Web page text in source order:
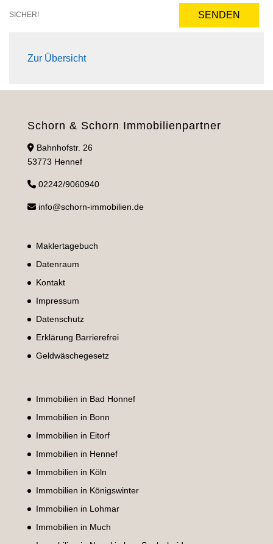
SICHER! SENDEN
Zur Übersicht
Schorn & Schorn Immobilienpartner
Bahnhofstr. 26
53773 Hennef
02242/9060940
info@schorn-immobilien.de
Maklertagebuch
Datenraum
Kontakt
Impressum
Datenschutz
Erklärung Barrierefrei
Geldwäschegesetz
Immobilien in Bad Honnef
Immobilien in Bonn
Immobilien in Eitorf
Immobilien in Hennef
Immobilien in Köln
Immobilien in Königswinter
Immobilien in Lohmar
Immobilien in Much